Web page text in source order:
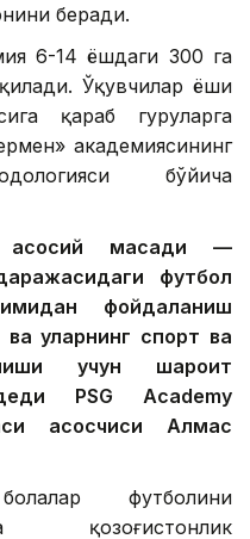
беради.
6-14 ёшдаги 300 га
Ўқувчилар ёши
қараб гуруҳларга
академиясининг
бўйича
мақсади —
футбол
фойдаланиш
уларнинг спорт ва
учун шароит
PSG Academy
асосчиси Алмас
футболини
қозоғистонлик